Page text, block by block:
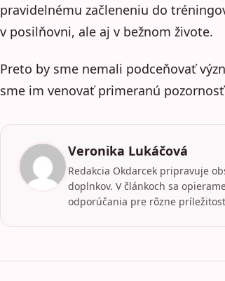
pravidelnému začleneniu do
v posilňovni, ale aj v bežnom živote.
Preto by sme nemali podceňovať
sme im venovať primeranú
Veronika Lukáčová
Redakcia Okdarcek pripravuje
doplnkov. V článkoch sa
odporúčania pre rôzne